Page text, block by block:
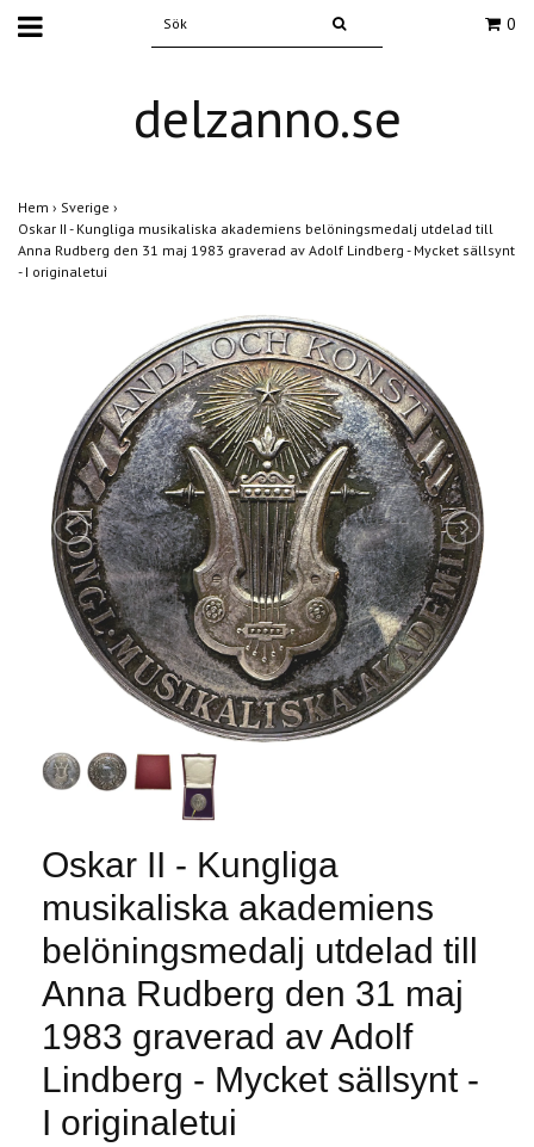
0
delzanno.se
Hem › Sverige ›
Oskar II - Kungliga musikaliska akademiens belöningsmedalj utdelad till
Anna Rudberg den 31 maj 1983 graverad av Adolf Lindberg - Mycket sällsynt
- I originaletui
Oskar II - Kungliga
musikaliska akademiens
belöningsmedalj utdelad till
Anna Rudberg den 31 maj
1983 graverad av Adolf
Lindberg - Mycket sällsynt -
I originaletui